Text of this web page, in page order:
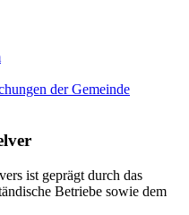
der Gemeinde
ist geprägt durch das
Betriebe sowie dem